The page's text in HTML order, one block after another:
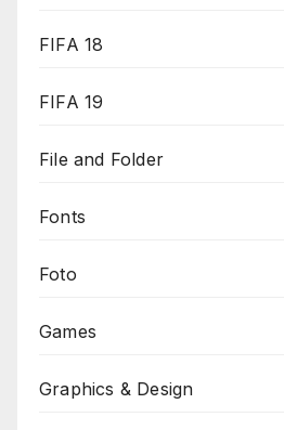
FIFA 18
FIFA 19
File and Folder
Fonts
Foto
Games
Graphics & Design